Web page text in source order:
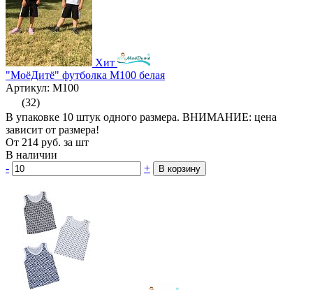
Хит
"МоёДитё" футболка М100 белая
Артикул: М100
(32)
В упаковке 10 штук одного размера. ВНИМАНИЕ: цена
зависит от размера!
От 214 руб. за шт
В наличии
-
+ В корзину